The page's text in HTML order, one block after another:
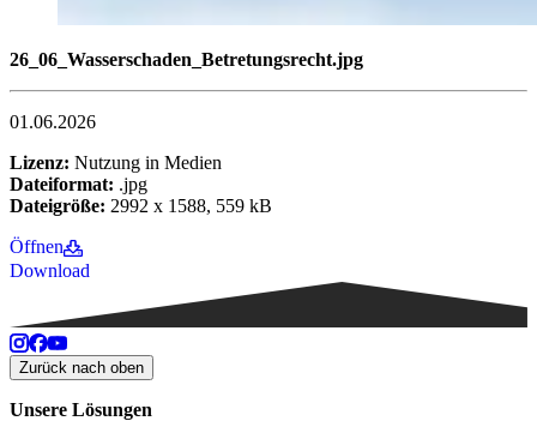
26_06_Wasserschaden_Betretungsrecht.jpg
01.06.2026
Lizenz: Nutzung in Medien
Dateiformat: .jpg
Dateigröße: 2992 x 1588, 559 kB
Öffnen
Download
Zurück nach oben
Unsere Lösungen